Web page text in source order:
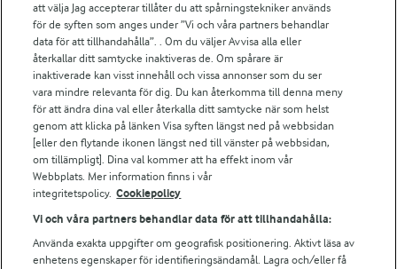
Arlas kundportal
Arla.com
Falbygdens Ost
Arla webbshop
Bildbank
Följ oss
att välja Jag accepterar tillåter du att spårningstekniker används
för de syften som anges under ”Vi och våra partners behandlar
data för att tillhandahålla”. . Om du väljer Avvisa alla eller
återkallar ditt samtycke inaktiveras de. Om spårare är
inaktiverade kan visst innehåll och vissa annonser som du ser
vara mindre relevanta för dig. Du kan återkomma till denna meny
för att ändra dina val eller återkalla ditt samtycke när som helst
genom att klicka på länken Visa syften längst ned på webbsidan
[eller den flytande ikonen längst ned till vänster på webbsidan,
om tillämpligt]. Dina val kommer att ha effekt inom vår
Webbplats. Mer information finns i vår
integritetspolicy. Cookiepolicy
Vi och våra partners behandlar data för att tillhandahålla:
Använda exakta uppgifter om geografisk positionering. Aktivt läsa av
enhetens egenskaper för identifieringsändamål. Lagra och/eller få